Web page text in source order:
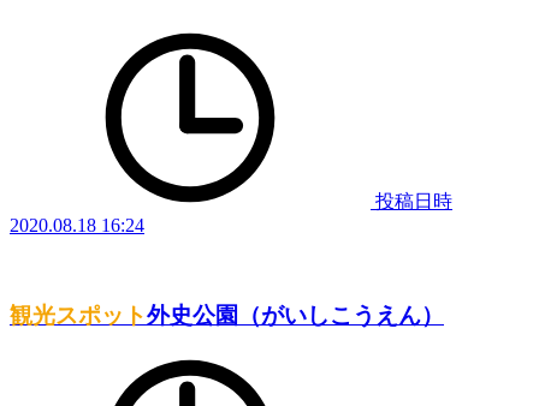
投稿日時
2020.08.18 16:24
観光スポット外史公園（がいしこうえん）